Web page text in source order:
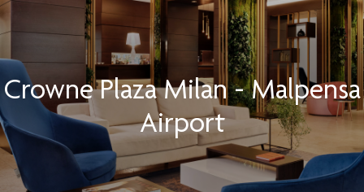
Crowne Plaza Milan - Malpensa
Airport